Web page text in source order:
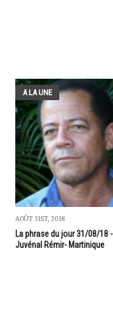
A LA UNE
AOÛT 31ST, 2018
La phrase du jour 31/08/18 -
Juvénal Rémir- Martinique